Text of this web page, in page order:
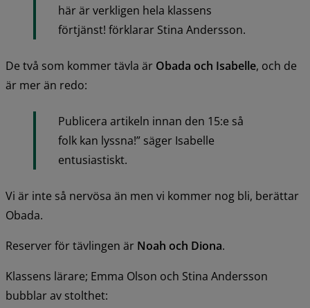
här är verkligen hela klassens
förtjänst! förklarar Stina Andersson.
De två som kommer tävla är Obada och Isabelle, och de
är mer än redo:
Publicera artikeln innan den 15:e så
folk kan lyssna!” säger Isabelle
entusiastiskt.
Vi är inte så nervösa än men vi kommer nog bli, berättar
Obada.
Reserver för tävlingen är Noah och Diona.
Klassens lärare; Emma Olson och Stina Andersson
bubblar av stolthet: